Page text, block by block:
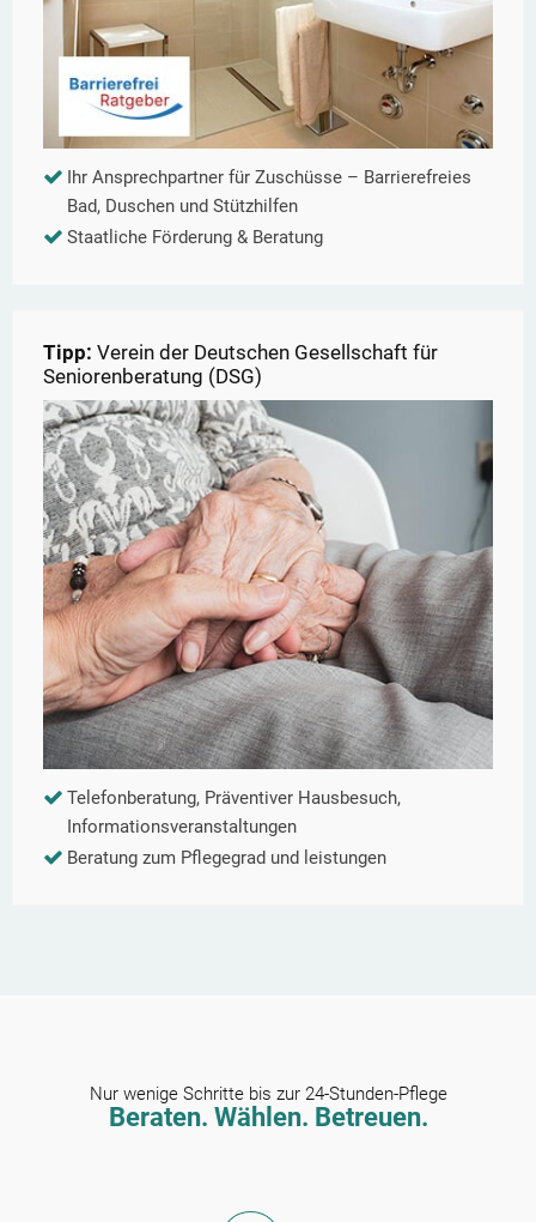
Ihr Ansprechpartner für Zuschüsse – Barrierefreies
Bad, Duschen und Stützhilfen
Staatliche Förderung & Beratung
Tipp: Verein der Deutschen Gesellschaft für
Seniorenberatung (DSG)
Telefonberatung, Präventiver Hausbesuch,
Informationsveranstaltungen
Beratung zum Pflegegrad und leistungen
Nur wenige Schritte bis zur 24-Stunden-Pflege
Beraten. Wählen. Betreuen.